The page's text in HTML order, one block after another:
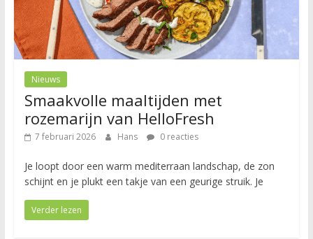
Nieuws
Smaakvolle maaltijden met
rozemarijn van HelloFresh
7 februari 2026 Hans 0 reacties
Je loopt door een warm mediterraan landschap, de zon
schijnt en je plukt een takje van een geurige struik. Je
Verder lezen